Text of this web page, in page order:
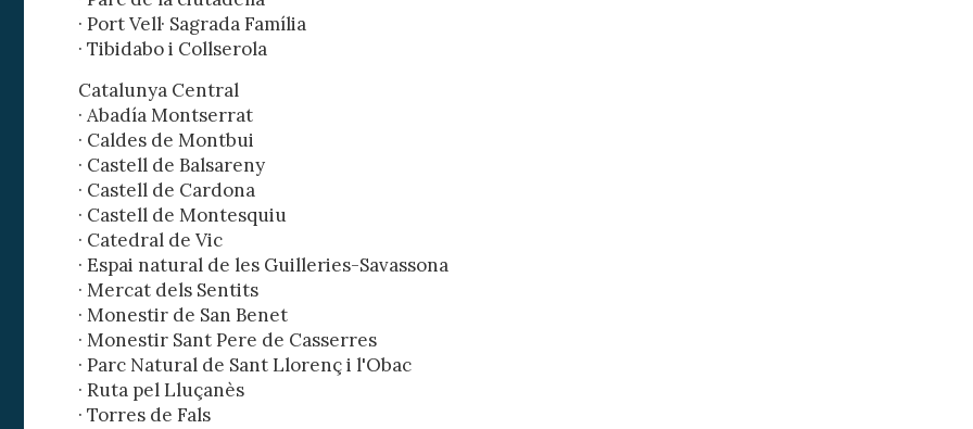
· Port Vell· Sagrada Família
· Tibidabo i Collserola
Catalunya Central
· Abadía Montserrat
· Caldes de Montbui
· Castell de Balsareny
· Castell de Cardona
· Castell de Montesquiu
· Catedral de Vic
· Espai natural de les Guilleries-Savassona
· Mercat dels Sentits
· Monestir de San Benet
· Monestir Sant Pere de Casserres
· Parc Natural de Sant Llorenç i l'Obac
· Ruta pel Lluçanès
· Torres de Fals
Modificar cookies